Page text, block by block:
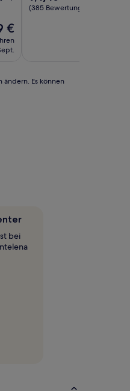
€
von
(385 Bewertungen)
Es können
bei